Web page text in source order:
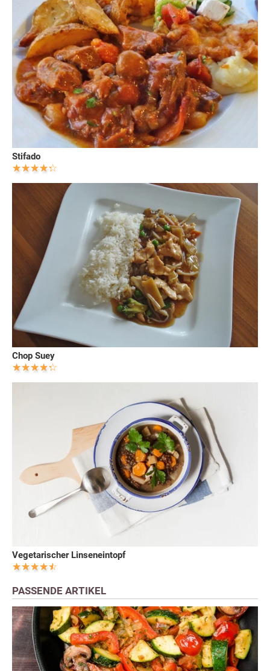
Stifado
Chop Suey
Vegetarischer Linseneintopf
PASSENDE ARTIKEL